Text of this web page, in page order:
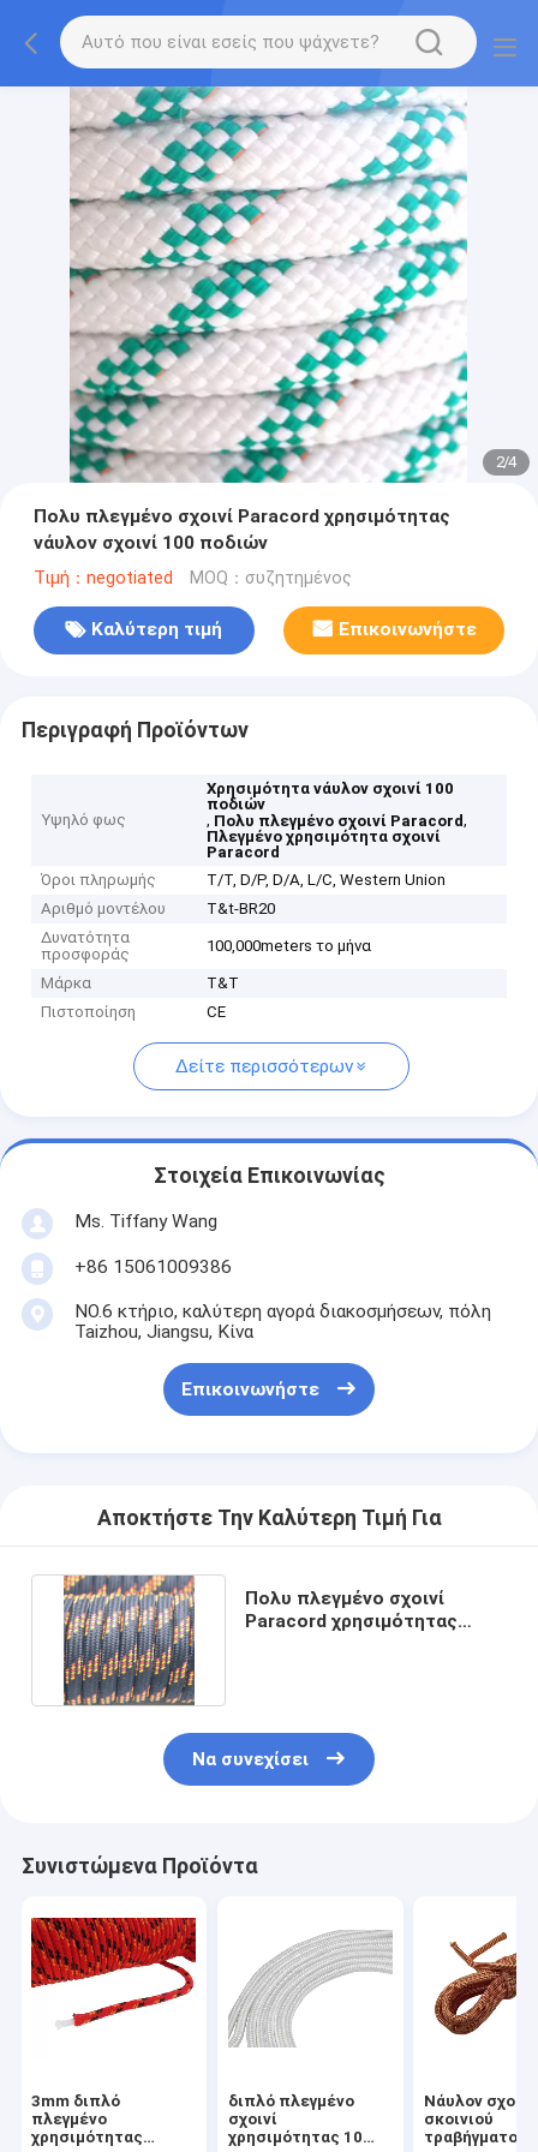
2/4
Πολυ πλεγμένο σχοινί Paracord χρησιμότητας
νάυλον σχοινί 100 ποδιών
Τιμή：negotiated MOQ：συζητημένος
Καλύτερη τιμή Επικοινωνήστε
Περιγραφή Προϊόντων
Υψηλό φως
Χρησιμότητα νάυλον σχοινί 100
ποδιών
, Πολυ πλεγμένο σχοινί Paracord,
Πλεγμένο χρησιμότητα σχοινί
Paracord
Όροι πληρωμής
T/T, D/P, D/A, L/C, Western Union
Αριθμό μοντέλου
T&t-BR20
Δυνατότητα
προσφοράς
100,000meters το μήνα
Μάρκα
T&T
Πιστοποίηση
CE
Δείτε περισσότερων
Στοιχεία Επικοινωνίας
Ms. Tiffany Wang
+86 15061009386
NO.6 κτήριο, καλύτερη αγορά διακοσμήσεων, πόλη
Taizhou, Jiangsu, Κίνα
Επικοινωνήστε
Αποκτήστε Την Καλύτερη Τιμή Για
Πολυ πλεγμένο σχοινί
Paracord χρησιμότητας
Να συνεχίσει
Συνιστώμενα Προϊόντα
3mm διπλό
πλεγμένο
χρησιμότητας
διπλό πλεγμένο
σχοινί
χρησιμότητας 10
Νάυλον σχοινί
σκοινιού
τραβήγματος